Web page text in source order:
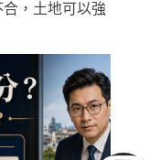
，土地可以強